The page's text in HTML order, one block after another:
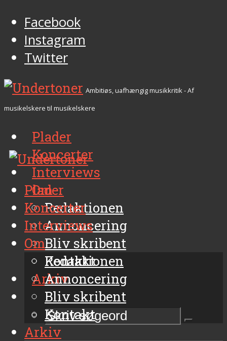
Facebook
Instagram
Twitter
Ambitiøs, uafhængig musikkritik - Af
musikelskere til musikelskere
Plader
Koncerter
Interviews
Om
Redaktionen
Annoncering
Bliv skribent
Kontakt
Arkiv
Plader
Koncerter
Interviews
Om
Redaktionen
Annoncering
Bliv skribent
Kontakt
Arkiv